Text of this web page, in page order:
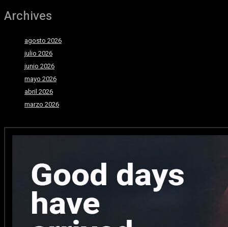
Archives
agosto 2026
julio 2026
junio 2026
mayo 2026
abril 2026
marzo 2026